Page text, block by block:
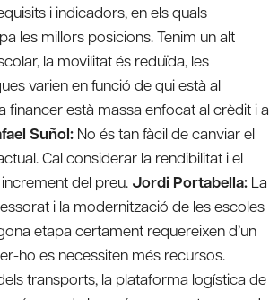
i indicadors, en els quals
les millors posicions. Tenim un alt
la movilitat és reduïda, les
varien en funció de qui està al
financer està massa enfocat al crèdit i a
Suñol: No és tan fàcil de canviar el
Cal considerar la rendibilitat i el
del preu. Jordi Portabella: La
i la modernització de les escoles
etapa certament requereixen d’un
ho es necessiten més recursos.
transports, la plataforma logística de